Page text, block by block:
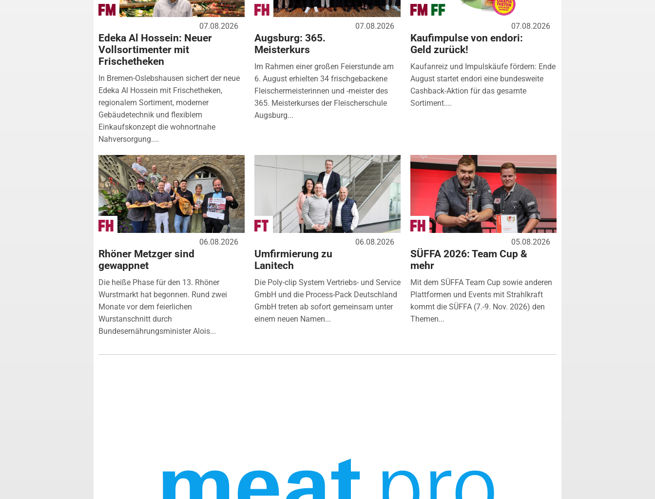
07.08.2026
Edeka Al Hossein: Neuer
Vollsortimenter mit
Frischetheken
In Bremen-Oslebshausen sichert der neue
Edeka Al Hossein mit Frischetheken,
regionalem Sortiment, moderner
Gebäudetechnik und flexiblem
Einkaufskonzept die wohnortnahe
Nahversorgung....
07.08.2026
Augsburg: 365.
Meisterkurs
Im Rahmen einer großen Feierstunde am
6. August erhielten 34 frischgebackene
Fleischermeisterinnen und -meister des
365. Meisterkurses der Fleischerschule
Augsburg...
07.08.2026
Kaufimpulse von endori:
Geld zurück!
Kaufanreiz und Impulskäufe fördern: Ende
August startet endori eine bundesweite
Cashback-Aktion für das gesamte
Sortiment....
06.08.2026
Rhöner Metzger sind
gewappnet
Die heiße Phase für den 13. Rhöner
Wurstmarkt hat begonnen. Rund zwei
Monate vor dem feierlichen
Wurstanschnitt durch
Bundesernährungsminister Alois...
06.08.2026
Umfirmierung zu
Lanitech
Die Poly-clip System Vertriebs- und Service
GmbH und die Process-Pack Deutschland
GmbH treten ab sofort gemeinsam unter
einem neuen Namen...
05.08.2026
SÜFFA 2026: Team Cup &
mehr
Mit dem SÜFFA Team Cup sowie anderen
Plattformen und Events mit Strahlkraft
kommt die SÜFFA (7.-9. Nov. 2026) den
Themen...